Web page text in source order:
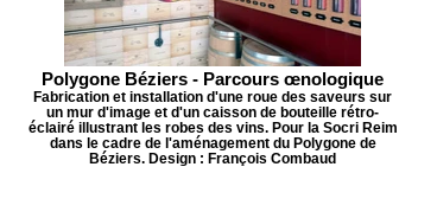
Polygone Béziers - Parcours œnologique
Fabrication et installation d'une roue des saveurs sur
un mur d'image et d'un caisson de bouteille rétro-
éclairé illustrant les robes des vins. Pour la Socri Reim
dans le cadre de l'aménagement du Polygone de
Béziers. Design : François Combaud